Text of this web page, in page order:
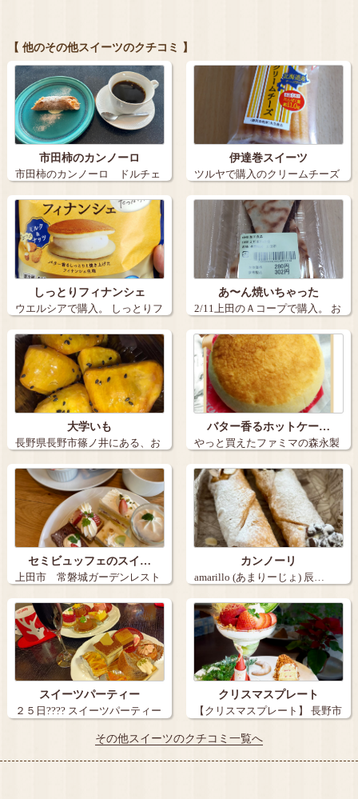
【 他のその他スイーツのクチコミ 】
市田柿のカンノーロ
市田柿のカンノーロ ドルチェ
てす セッ…
伊達巻スイーツ
ツルヤで購入のクリームチーズ
入りの伊達巻…
しっとりフィナンシェ
ウエルシアで購入。 しっとりフ
ィナンシ…
あ〜ん焼いちゃった
2/11上田のＡコープで購入。 お
せん…
大学いも
長野県長野市篠ノ井にある、お
いも日和の大…
バター香るホットケー…
やっと買えたファミマの森永製
菓監修、バタ…
セミビュッフェのスイ…
上田市 常磐城ガーデンレスト
ランのスイー…
カンノーリ
amarillo (あまりーじょ) 辰…
スイーツパーティー
２５日???? スイーツパーティー
クリスマスプレート
【クリスマスプレート】 長野市
北石堂の…
その他スイーツのクチコミ一覧へ